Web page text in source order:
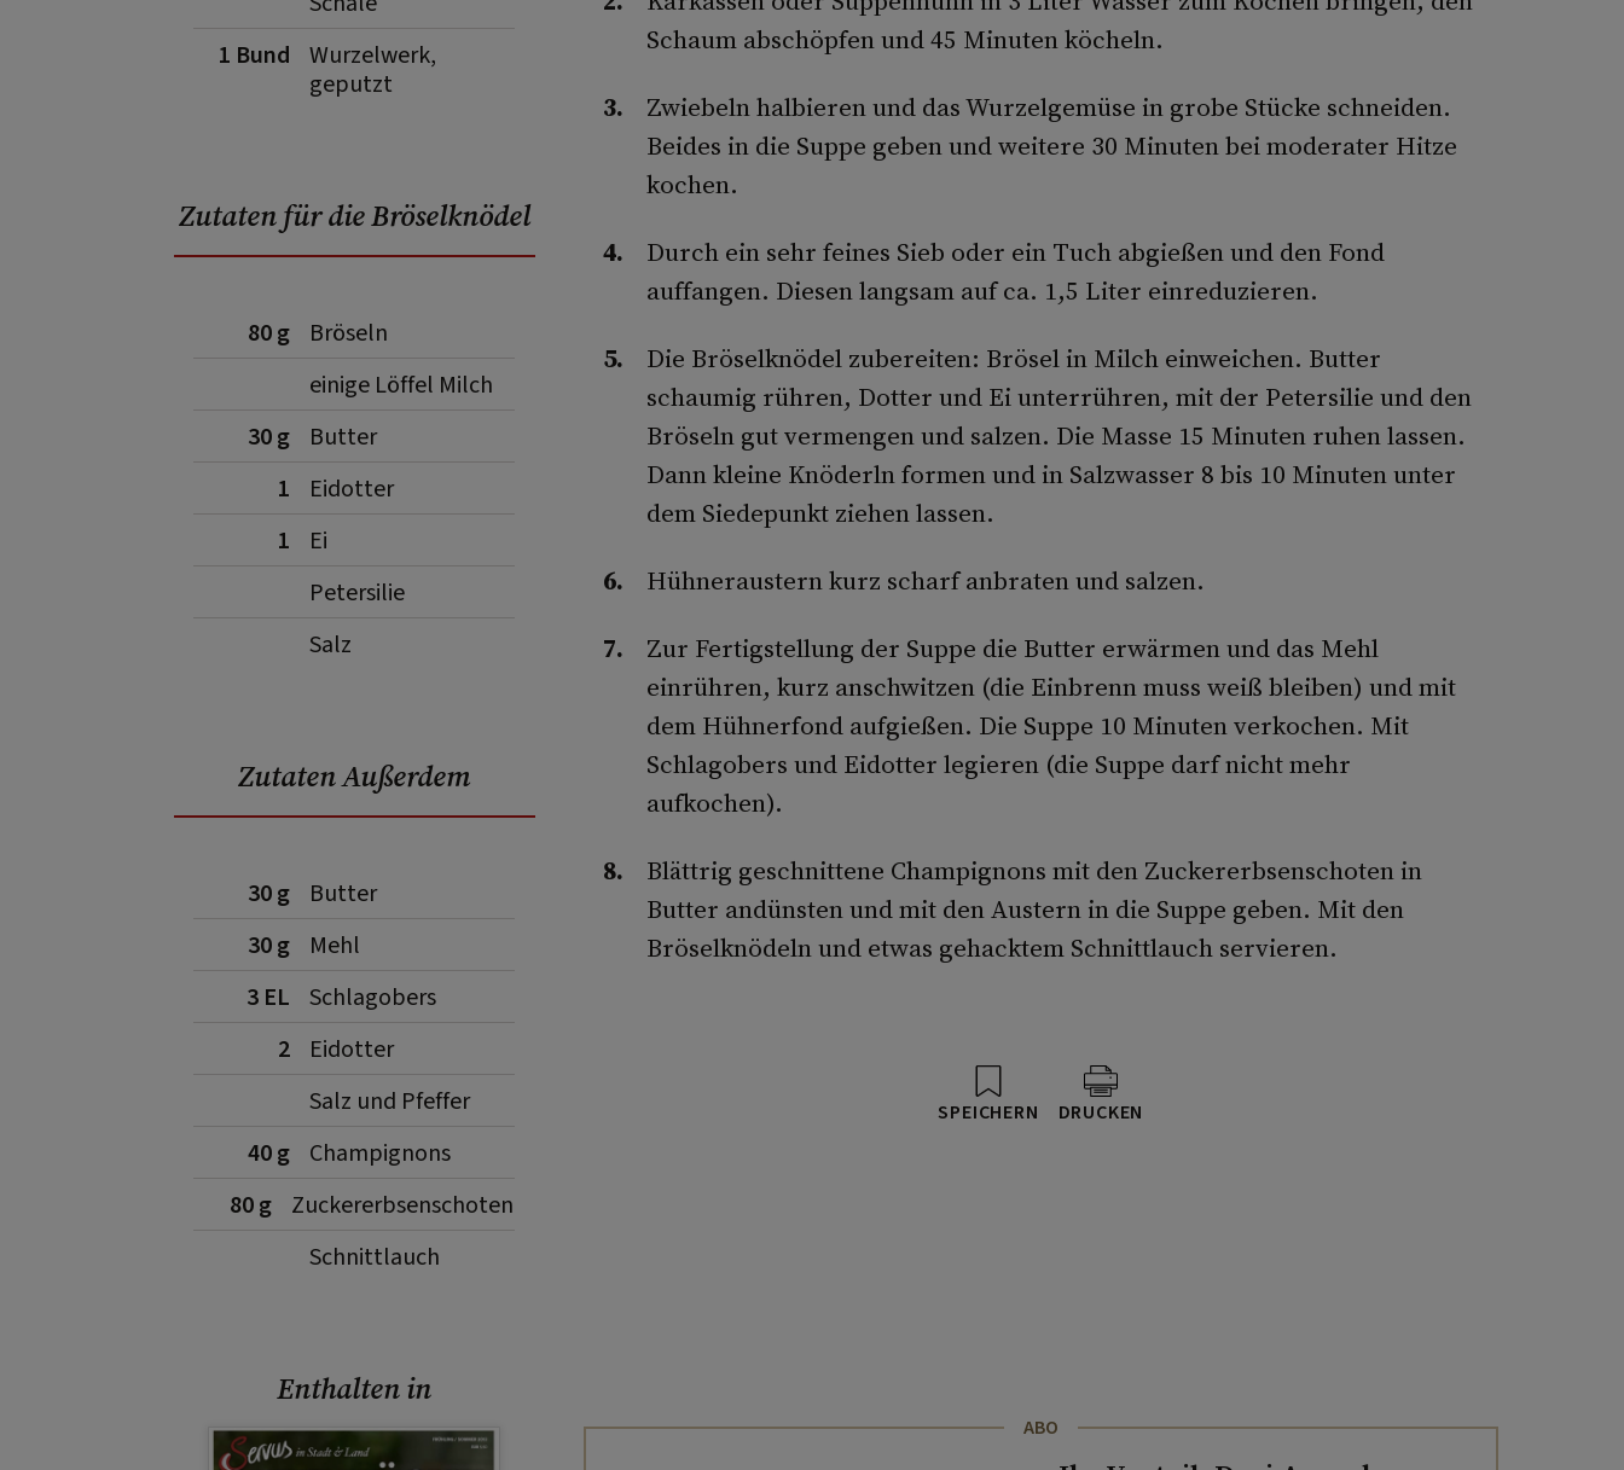
1 Bund
Wurzelwerk,
geputzt
Zutaten für die Bröselknödel
80 g
Bröseln
einige Löffel Milch
30 g
Butter
1
Eidotter
1
Ei
Petersilie
Salz
Zutaten Außerdem
30 g
Butter
30 g
Mehl
3 EL
Schlagobers
2
Eidotter
Salz und Pfeffer
40 g
Champignons
80 g
Zuckererbsenschoten
Schnittlauch
Enthalten in
Schaum abschöpfen und 45 Minuten köcheln.
Zwiebeln halbieren und das Wurzelgemüse in grobe Stücke schneiden.
Beides in die Suppe geben und weitere 30 Minuten bei moderater Hitze
kochen.
Durch ein sehr feines Sieb oder ein Tuch abgießen und den Fond
auffangen. Diesen langsam auf ca. 1,5 Liter einreduzieren.
Die Bröselknödel zubereiten: Brösel in Milch einweichen. Butter
schaumig rühren, Dotter und Ei unterrühren, mit der Petersilie und den
Bröseln gut vermengen und salzen. Die Masse 15 Minuten ruhen lassen.
Dann kleine Knöderln formen und in Salzwasser 8 bis 10 Minuten unter
dem Siedepunkt ziehen lassen.
Hühneraustern kurz scharf anbraten und salzen.
Zur Fertigstellung der Suppe die Butter erwärmen und das Mehl
einrühren, kurz anschwitzen (die Einbrenn muss weiß bleiben) und mit
dem Hühnerfond aufgießen. Die Suppe 10 Minuten verkochen. Mit
Schlagobers und Eidotter legieren (die Suppe darf nicht mehr
aufkochen).
Blättrig geschnittene Champignons mit den Zuckererbsenschoten in
Butter andünsten und mit den Austern in die Suppe geben. Mit den
Bröselknödeln und etwas gehacktem Schnittlauch servieren.
SPEICHERN DRUCKEN
ABO